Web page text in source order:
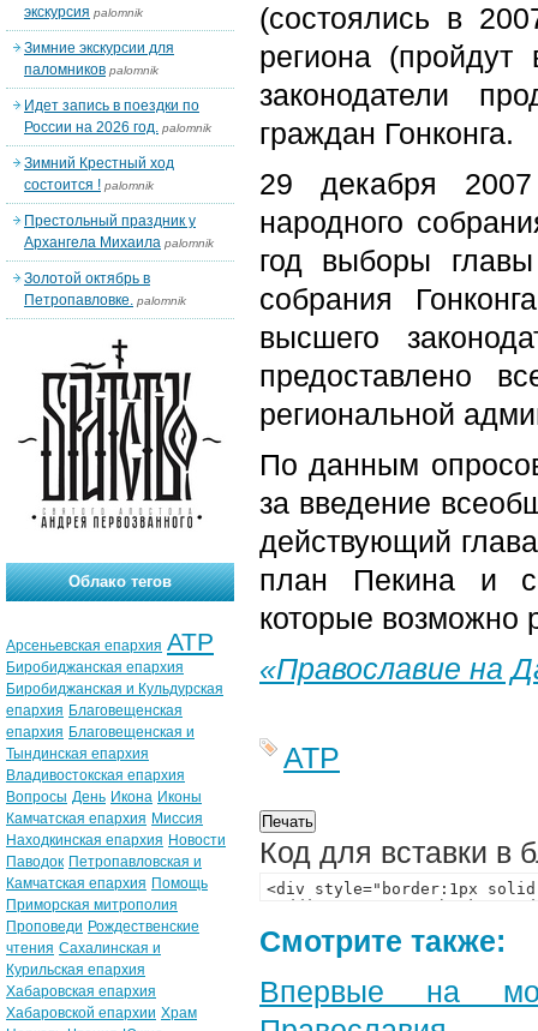
(состоялись в
региона (пройдут
законодатели
граждан Гонконга.
29 декабря 2007
народного
год выборы
собрания
высшего
предоставлено
региональной
По данным
за введение
действующий
план Пекина и
которые возможно
«Православие на
АТР
Код для вставки в
Смотрите также:
Впервые на
экскурсия palomnik
Зимние экскурсии для
паломников palomnik
Идет запись в поездки по
России на 2026 год. palomnik
Зимний Крестный ход
состоится ! palomnik
Престольный праздник у
Архангела Михаила palomnik
Золотой октябрь в
Петропавловке. palomnik
Облако тегов
Арсеньевская епархия АТР
Биробиджанская епархия
Биробиджанская и Кульдурская
епархия Благовещенская
епархия Благовещенская и
Тындинская епархия
Владивостокская епархия
Вопросы День Икона Иконы
Камчатская епархия Миссия
Находкинская епархия Новости
Паводок Петропавловская и
Камчатская епархия Помощь
Приморская митрополия
Проповеди Рождественские
чтения Сахалинская и
Курильская епархия
Хабаровская епархия
Хабаровской епархии Храм